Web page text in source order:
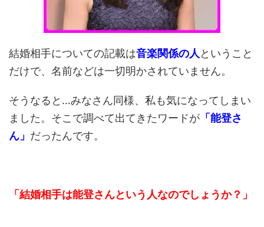
結婚相手についての記載は音楽関係の人 ということ
だけで、名前などは一切明かされていません。
そうなると…みなさん同様、私も気になってしまい
ました。そこで調べて出てきたワードが 「能登さ
ん」 だったんです。
「結婚相手は能登さんという人なのでしょうか？」